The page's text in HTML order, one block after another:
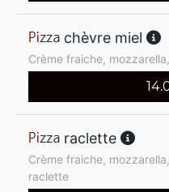
chèvre miel
Crème fraiche,
raclette
Crème fraiche,
raclette